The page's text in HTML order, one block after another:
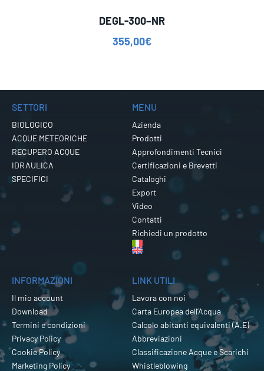
DEGL-300–NR
355,00€
SETTORI
BIOLOGICO
ACQUE METEORICHE
RECUPERO ACQUE
IDRAULICA
SPECIFICI
MENU
Azienda
Prodotti
Approfondimenti Tecnici
Certificazioni e Brevetti
Cataloghi
Export
Video
Contatti
Richiedi un prodotto
INFORMAZIONI
Il mio account
Download
Termini e condizioni
Privacy Policy
Cookie Policy
Marketing Policy
LINK UTILI
Lavora con noi
Carta Europea dell’Acqua
Calcolo abitanti equivalenti (A.E)
Abbreviazioni
Classificazione Acque e Scarichi
Whistleblowing